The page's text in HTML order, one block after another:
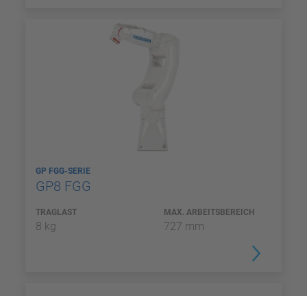
GP FGG-SERIE
GP8 FGG
TRAGLAST
8 kg
MAX. ARBEITSBEREICH
727 mm